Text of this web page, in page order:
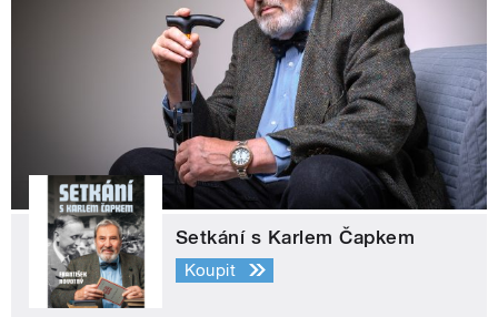
Setkání s Karlem Čapkem
Koupit